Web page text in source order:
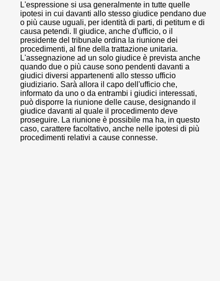
L'espressione si usa generalmente in tutte quelle
ipotesi in cui davanti allo stesso giudice pendano due
o più cause uguali, per identità di parti, di petitum e di
causa petendi. Il giudice, anche d'ufficio, o il
presidente del tribunale ordina la riunione dei
procedimenti, al fine della trattazione unitaria.
L'assegnazione ad un solo giudice è prevista anche
quando due o più cause sono pendenti davanti a
giudici diversi appartenenti allo stesso ufficio
giudiziario. Sarà allora il capo dell'ufficio che,
informato da uno o da entrambi i giudici interessati,
può disporre la riunione delle cause, designando il
giudice davanti al quale il procedimento deve
proseguire. La riunione è possibile ma ha, in questo
caso, carattere facoltativo, anche nelle ipotesi di più
procedimenti relativi a cause connesse.